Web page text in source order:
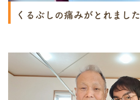
くるぶしの痛みがとれました